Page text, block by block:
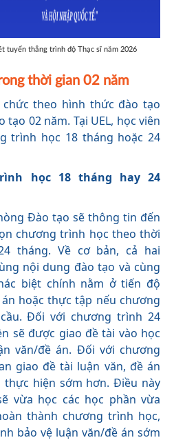
tuyển thẳng trình độ Thạc sĩ năm 2026
thời gian 02 năm
theo hình thức đào tạo
02 năm. Tại UEL, học viên
trình học 18 tháng hoặc 24
học 18 tháng hay 24
Đào tạo sẽ thông tin đến
chương trình học theo thời
tháng. Về cơ bản, cả hai
nội dung đào tạo và cùng
biệt chính nằm ở tiến độ
hoặc thực tập nếu chương
Đối với chương trình 24
sẽ được giao đề tài vào học
văn/đề án. Đối với chương
giao đề tài luận văn, đề án
hiện sớm hơn. Điều này
vừa học các học phần vừa
thành chương trình học,
bảo vệ luận văn/đề án sớm